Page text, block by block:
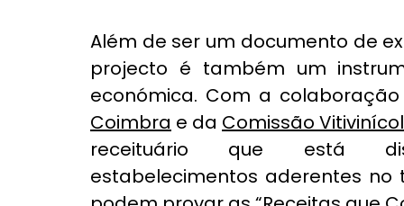
Além de ser um documento de
projecto é também um
económica. Com a
Coimbra e da Comissão
receituário que está
estabelecimentos aderentes